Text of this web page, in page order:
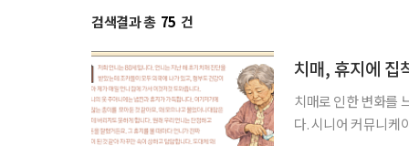
검색결과 총 75 건
치매, 휴지에 집
치매로 인한 변화를
다. 시니어 커뮤니케